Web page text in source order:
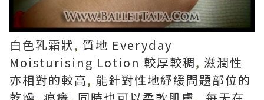
白色乳霜狀, 質地 Everyday
Moisturising Lotion 較厚較稠, 滋潤性
亦相對的較高, 能針對性地紓緩問題部位的